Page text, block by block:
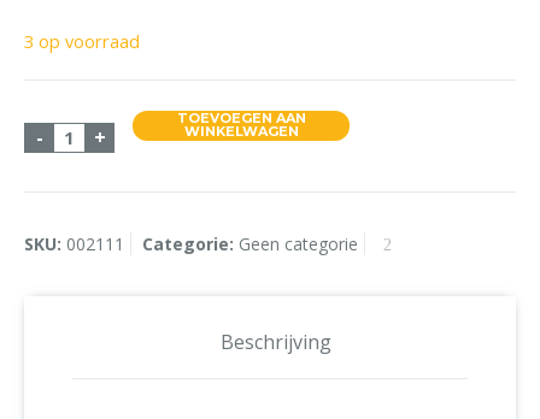
3 op voorraad
- Fust Weihenstephaner Hefeweizen 20 Liter aantal
+
TOEVOEGEN AAN
WINKELWAGEN
SKU: 002111 Categorie: Geen categorie
Beschrijving